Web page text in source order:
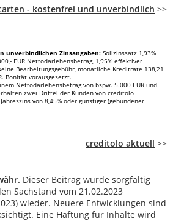
- kostenfrei und unverbindlich >>
unverbindlichen Zinsangaben: Sollzinssatz 1,93%
EUR Nettodarlehensbetrag, 1,95% effektiver
Bearbeitungsgebühr, monatliche Kreditrate 138,21
Bonität vorausgesetzt.
Nettodarlehensbetrag von bspw. 5.000 EUR und
zwei Drittel der Kunden von creditolo
von 8,45% oder günstiger (gebundener
creditolo aktuell >>
Dieser Beitrag wurde sorgfältig
Sachstand vom 21.02.2023
wieder. Neuere Entwicklungen sind
Eine Haftung für Inhalte wird